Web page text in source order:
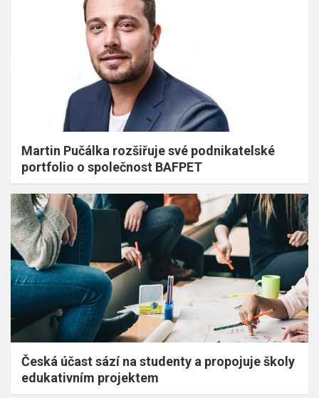
Martin Pučálka rozšiřuje své podnikatelské
portfolio o společnost BAFPET
Česká účast sází na studenty a propojuje školy
edukativním projektem